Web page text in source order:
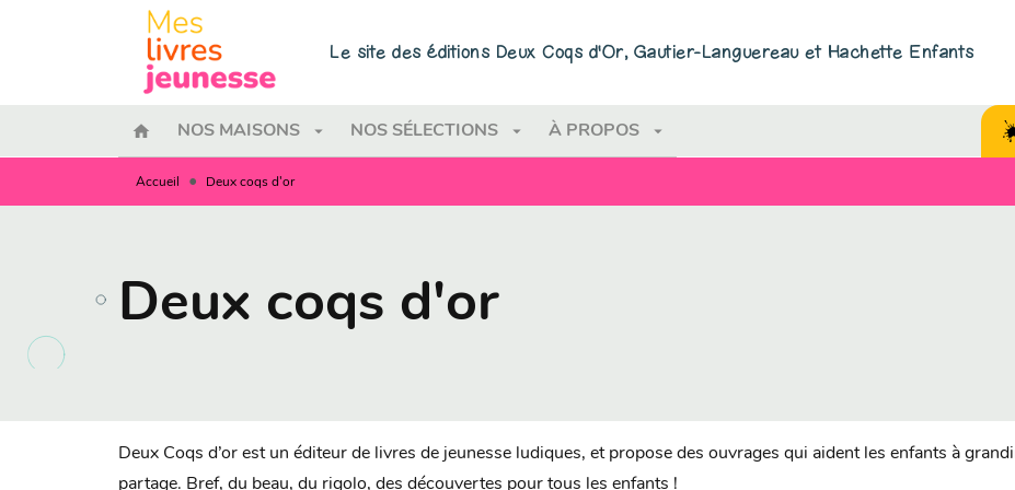
MENU
Le site des éditions Deux Coqs d'Or, Gautier-Languereau et Hachette Enfants
home NOS MAISONS arrow_drop_down NOS SÉLECTIONS arrow_drop_down À PROPOS arrow_drop_down
Accueil • Deux coqs d'or
Deux coqs d'or
Deux Coqs d’or est un éditeur de livres de jeunesse ludiques, et propose des ouvrages qui aident les enfants à
partage. Bref, du beau, du rigolo, des découvertes pour tous les enfants !